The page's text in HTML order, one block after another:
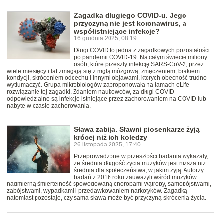
Zagadka długiego COVID-u. Jego
przyczyną nie jest koronawirus, a
współistniejące infekcje?
16 grudnia 2025, 08:19
Długi COVID to jedna z zagadkowych pozostałości
po pandemii COVID-19. Na całym świecie miliony
osób, które przeszły infekcję SARS-CoV-2, przez
wiele miesięcy i lat zmagają się z mgłą mózgową, zmęczeniem, brakiem
kondycji, skróceniem oddechu i innymi objawami, których obecność trudno
wytłumaczyć. Grupa mikrobiologów zaproponowała na łamach eLife
rozwiązanie tej zagadki. Zdaniem naukowców, za długi COVID
odpowiedzialne są infekcje istniejące przez zachorowaniem na COVID lub
nabyte w czasie zachorowania.
Sława zabija. Sławni piosenkarze żyją
krócej niż ich koledzy
26 listopada 2025, 17:40
Przeprowadzone w przeszłości badania wykazały,
że średnia długość życia muzyków jest niższa niż
średnia dla społeczeństwa, w jakim żyją. Autorzy
badań z 2016 roku zauważyli wśród muzyków
nadmierną śmiertelność spowodowaną chorobami wątroby, samobójstwami,
zabójstwami, wypadkami i przedawkowaniem narkotyków. Zagadką
natomiast pozostaje, czy sama sława może być przyczyną skrócenia życia.